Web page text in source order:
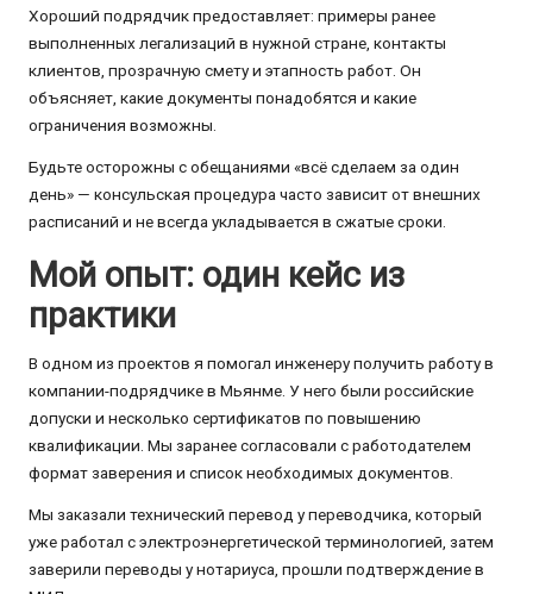
Хороший подрядчик предоставляет: примеры ранее
выполненных легализаций в нужной стране, контакты
клиентов, прозрачную смету и этапность работ. Он
объясняет, какие документы понадобятся и какие
ограничения возможны.
Будьте осторожны с обещаниями «всё сделаем за один
день» — консульская процедура часто зависит от внешних
расписаний и не всегда укладывается в сжатые сроки.
Мой опыт: один кейс из
практики
В одном из проектов я помогал инженеру получить работу в
компании-подрядчике в Мьянме. У него были российские
допуски и несколько сертификатов по повышению
квалификации. Мы заранее согласовали с работодателем
формат заверения и список необходимых документов.
Мы заказали технический перевод у переводчика, который
уже работал с электроэнергетической терминологией, затем
заверили переводы у нотариуса, прошли подтверждение в